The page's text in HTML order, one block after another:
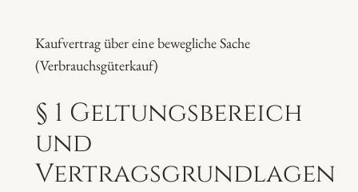
Kaufvertrag über eine bewegliche Sache
(Verbrauchsgüterkauf)
§ 1 Geltungsbereich
und
Vertragsgrundlagen